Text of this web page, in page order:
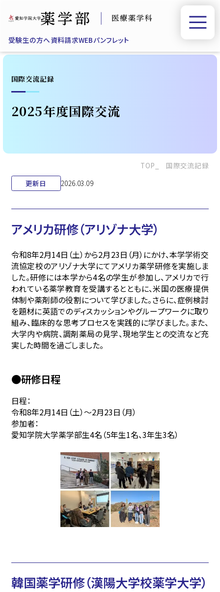
受験生の方へ資料請求WEBパンフレット
国際交流記録
2025年度国際交流
TOP
国際交流記録
更新日
2026.03.09
アメリカ研修（アリゾナ大学）
令和8年2月14日（土）から2月23日（月）にかけ、本学学術交
流協定校のアリゾナ大学にてアメリカ薬学研修を実施しま
した。研修には本学から4名の学生が参加し、アメリカで行
われている薬学教育を受講するとともに、米国の医療提供
体制や薬剤師の役割について学びました。さらに、症例検討
を題材に英語でのディスカッションやグループワークに取り
組み、臨床的な思考プロセスを実践的に学びました。また、
大学内や病院、調剤薬局の見学、現地学生との交流など充
実した時間を過ごしました。
●研修日程
日程：
令和8年2月14日（土）～2月23日（月）
参加者：
愛知学院大学薬学部生4名（5年生1名、3年生3名）
韓国薬学研修（漢陽大学校薬学大学）